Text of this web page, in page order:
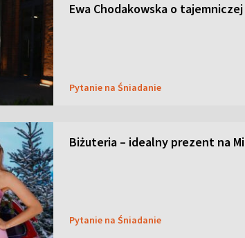
Ewa Chodakowska o
Pytanie na Śniadanie
Biżuteria – idealny prezent na
Pytanie na Śniadanie